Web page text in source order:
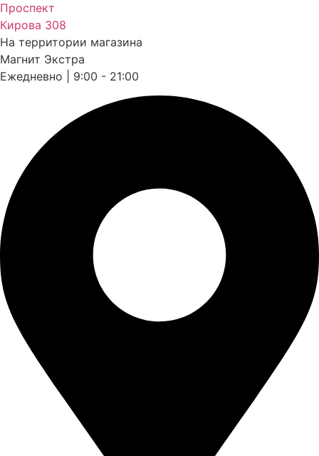
Проспект
Кирова 308
На территории магазина
Магнит Экстра
Ежедневно | 9:00 - 21:00